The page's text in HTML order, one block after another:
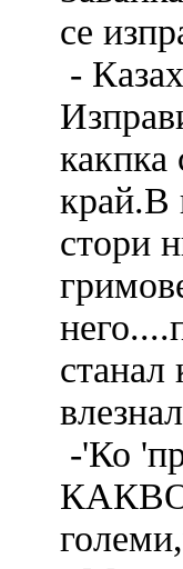
се
-
какпка
край.В
стори
станал
-'Ко
КАКВО